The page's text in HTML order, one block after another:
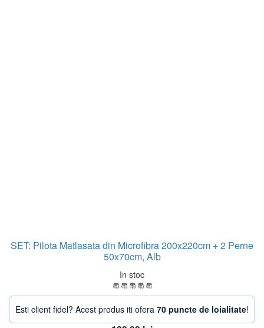
SET: Pilota Matlasata din Microfibra 200x220cm + 2 Perne
50x70cm, Alb
In stoc
Esti client fidel? Acest produs iti ofera 70 puncte de loialitate!